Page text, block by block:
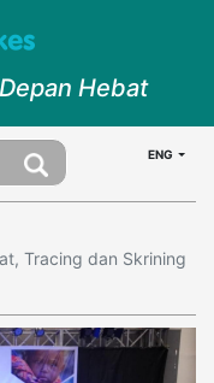
Hebat
ENG
Tracing dan Skrining